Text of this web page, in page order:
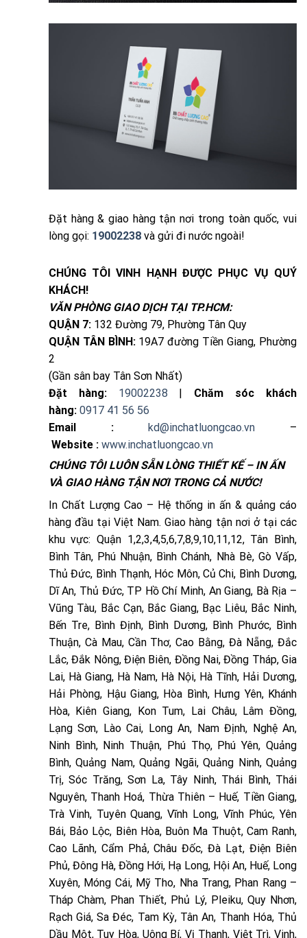
Đặt hàng & giao hàng tận nơi trong toàn quốc, vui
lòng gọi: 19002238và gửi đi nước ngoài!
CHÚNG TÔI VINH HẠNH ĐƯỢC PHỤC VỤ QUÝ
KHÁCH!
VĂN PHÒNG GIAO DỊCH TẠI TP.HCM:
QUẬN 7:132 Đường 79, Phường Tân Quy
QUẬN TÂN BÌNH:19A7 đường Tiền Giang, Phường
2
(Gần sân bay Tân Sơn Nhất)
Đặt hàng:
19002238 | Chăm sóc khách
hàng: 0917 41 56 56
Email :
kd@inchatluongcao.vn –
Website : www.inchatluongcao.vn
CHÚNG TÔI LUÔN SẴN LÒNG THIẾT KẾ – IN ẤN
VÀ GIAO HÀNG TẬN NƠI TRONG CẢ NƯỚC!
In Chất Lượng Cao – Hệ thống in ấn & quảng cáo
hàng đầu tại Việt Nam. Giao hàng tận nơi ở tại các
khu vực: Quận 1,2,3,4,5,6,7,8,9,10,11,12, Tân Bình,
Bình Tân, Phú Nhuận, Bình Chánh, Nhà Bè, Gò Vấp,
Thủ Đức, Bình Thạnh, Hóc Môn, Củ Chi, Bình Dương,
Dĩ An, Thủ Đức, TP Hồ Chí Minh, An Giang, Bà Rịa –
Vũng Tàu, Bắc Cạn, Bắc Giang, Bạc Liêu, Bắc Ninh,
Bến Tre, Bình Định, Bình Dương, Bình Phước, Bình
Thuận, Cà Mau, Cần Thơ, Cao Bằng, Đà Nẵng, Đắc
Lắc, Đắk Nông, Điện Biên, Đồng Nai, Đồng Tháp, Gia
Lai, Hà Giang, Hà Nam, Hà Nội, Hà Tĩnh, Hải Dương,
Hải Phòng, Hậu Giang, Hòa Bình, Hưng Yên, Khánh
Hòa, Kiên Giang, Kon Tum, Lai Châu, Lâm Đồng,
Lạng Sơn, Lào Cai, Long An, Nam Định, Nghệ An,
Ninh Bình, Ninh Thuận, Phú Thọ, Phú Yên, Quảng
Bình, Quảng Nam, Quảng Ngãi, Quảng Ninh, Quảng
Trị, Sóc Trăng, Sơn La, Tây Ninh, Thái Bình, Thái
Nguyên, Thanh Hoá, Thừa Thiên – Huế, Tiền Giang,
Trà Vinh, Tuyên Quang, Vĩnh Long, Vĩnh Phúc, Yên
Bái, Bảo Lộc, Biên Hòa, Buôn Ma Thuột, Cam Ranh,
Cao Lãnh, Cẩm Phả, Châu Đốc, Đà Lạt, Điện Biên
Phủ, Đông Hà, Đồng Hới, Hạ Long, Hội An, Huế, Long
Xuyên, Móng Cái, Mỹ Tho, Nha Trang, Phan Rang –
Tháp Chàm, Phan Thiết, Phủ Lý, Pleiku, Quy Nhơn,
Rạch Giá, Sa Đéc, Tam Kỳ, Tân An, Thanh Hóa, Thủ
Dầu Một, Tuy Hòa, Uông Bí, Vị Thanh, Việt Trì, Vinh,